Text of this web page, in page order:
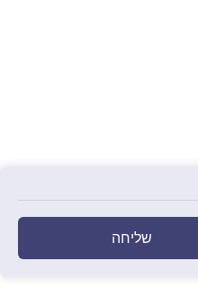
שליחה